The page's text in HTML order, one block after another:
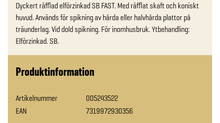
Dyckert räfflad elförzinkad SB FAST. Med räfflat skaft och koniskt
huvud. Används för spikning av hårda eller halvhårda plattor på
träunderlag. Vid dold spikning. För inomhusbruk. Ytbehandling:
Elförzinkad. SB.
Produktinformation
Artikelnummer
005243522
EAN
7319972930356